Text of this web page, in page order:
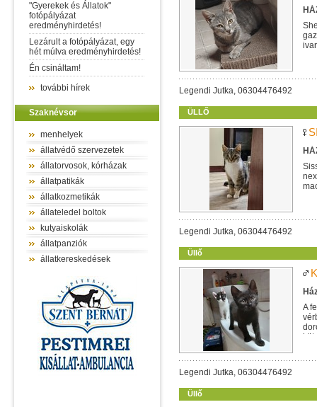
"Gyerekek és Állatok"
fotópályázat
eredményhirdetés!
Lezárult a fotópályázat, egy
hét múlva eredményhirdetés!
Én csináltam!
további hírek
Szaknévsor
menhelyek
állatvédő szervezetek
állatorvosok, kórházak
állatpatikák
állatkozmetikák
állateledel boltok
kutyaiskolák
állatpanziók
állatkereskedések
Legendi Jutka, 06304476492
ÜLLŐ
Legendi Jutka, 06304476492
Üllő
A
Legendi Jutka, 06304476492
Üllő